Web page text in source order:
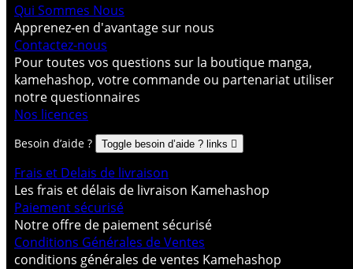
Qui Sommes Nous
Apprenez-en d'avantage sur nous
Contactez-nous
Pour toutes vos questions sur la boutique manga,
kamehashop, votre commande ou partenariat utiliser
notre questionnaires
Nos licences
Besoin d’aide ? Toggle besoin d’aide ? links 
Frais et Delais de livraison
Les frais et délais de livraison Kamehashop
Paiement sécurisé
Notre offre de paiement sécurisé
Conditions Générales de Ventes
conditions générales de ventes Kamehashop